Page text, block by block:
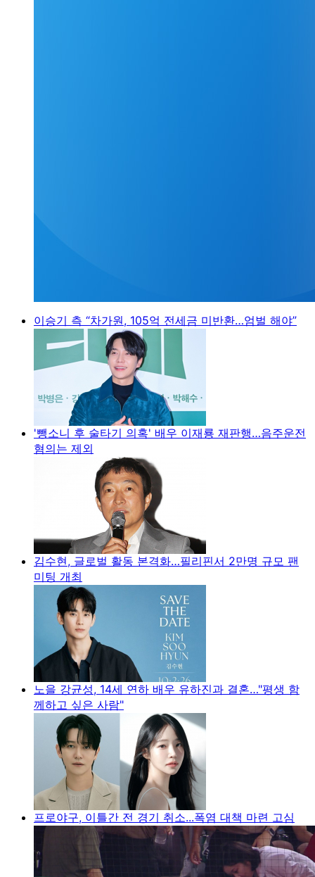
이승기 측 “차가원, 105억 전세금 미반환…엄벌 해야”
'뺑소니 후 술타기 의혹' 배우 이재룡 재판행…음주운전
혐의는 제외
김수현, 글로벌 활동 본격화…필리핀서 2만명 규모 팬
미팅 개최
노을 강균성, 14세 연하 배우 유하진과 결혼…"평생 함
께하고 싶은 사람"
프로야구, 이틀간 전 경기 취소...폭염 대책 마련 고심